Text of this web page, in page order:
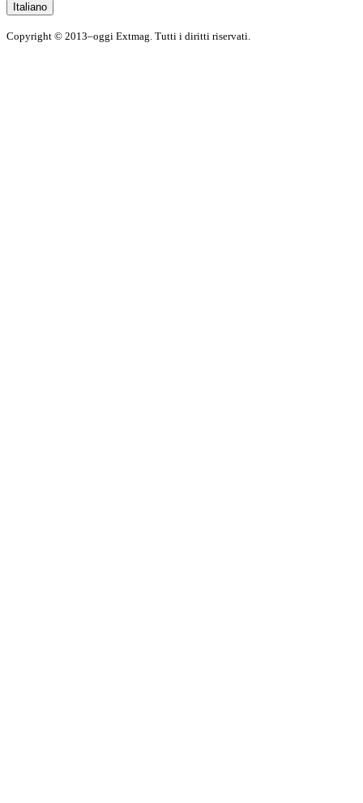
Italiano
Copyright © 2013–oggi Extmag. Tutti i diritti riservati.